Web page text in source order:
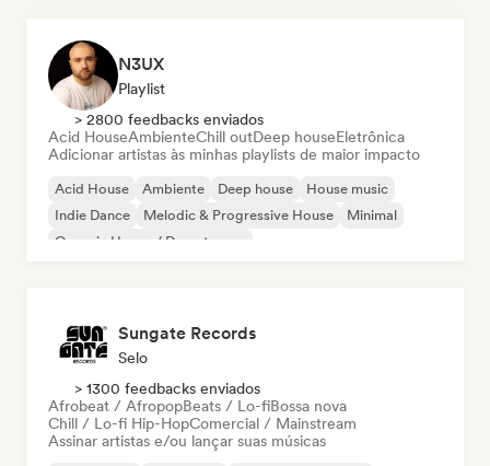
N3UX
Playlist
> 2800 feedbacks enviados
Acid HouseAmbienteChill outDeep houseEletrônica
Adicionar artistas às minhas playlists de maior impacto
Acid House Ambiente Deep house
House music
Indie Dance
Melodic & Progressive House
Minimal
Organic House / Downtempo
Sungate Records
Selo
> 1300 feedbacks enviados
Afrobeat / AfropopBeats / Lo-fiBossa nova
Chill / Lo-fi Hip-HopComercial / Mainstream
Assinar artistas e/ou lançar suas músicas